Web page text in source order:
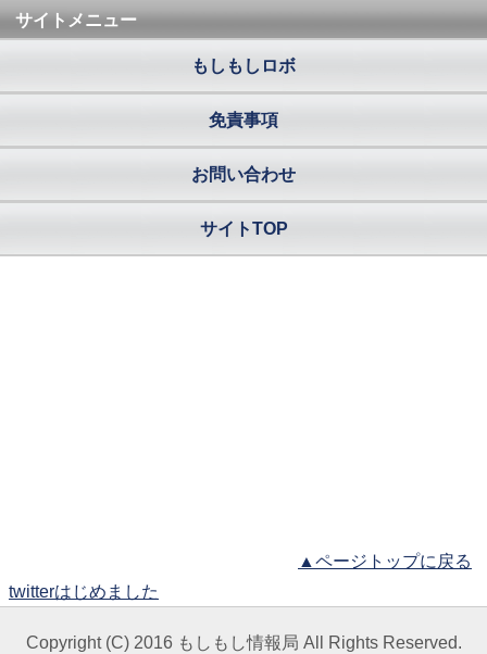
サイトメニュー
もしもしロボ
免責事項
お問い合わせ
サイトTOP
▲ページトップに戻る
twitterはじめました
Copyright (C) 2016 もしもし情報局 All Rights Reserved.